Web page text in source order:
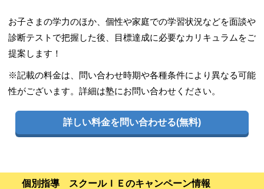
お子さまの学力のほか、個性や家庭での学習状況などを面談や
診断テストで把握した後、目標達成に必要なカリキュラムをご
提案します！
※記載の料金は、問い合わせ時期や各種条件により異なる可能
性がございます。詳細は塾にお問い合わせください。
詳しい料金を問い合わせる(無料)
個別指導 スクールＩＥのキャンペーン情報